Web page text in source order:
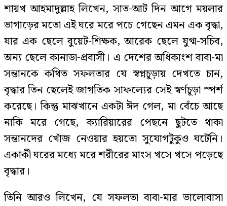
শায়খ আহমাদুল্লাহ লিখেন, সাত-আট দিন আগে ময়লার
ভাগাড়ের মতো এই ঘরে মরে পচে গেছেন এমন এক বৃদ্ধা,
যার এক ছেলে বুয়েট-শিক্ষক, আরেক ছেলে যুগ্ম-সচিব,
অন্য ছেলে কানাডা-প্রবাসী। এ দেশের অধিকাংশ বাবা-মা
সন্তানকে কথিত সফলতার যে স্বপ্নচূড়ায় দেখতে চান,
বৃদ্ধার তিন ছেলেই জাগতিক সাফল্যের সেই স্বর্ণচূড়া স্পর্শ
করেছে। কিন্তু মাঝখানে একটা ঈদ গেল, মা বেঁচে আছে
নাকি মরে গেছে, ক্যারিয়ারের পেছনে ছুটতে থাকা
সন্তানদের খোঁজ নেওয়ার হয়তো সুযোগটুকুও ঘটেনি।
একাকী ঘরের মধ্যে মরে শরীরের মাংস খসে খসে পড়েছে
বৃদ্ধার।
তিনি আরও লিখেন, যে সফলতা বাবা-মার ভালোবাসা